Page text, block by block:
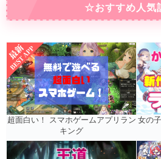
☆おすすめ人気
超面白い！ スマホゲームアプリラン
キング
女の